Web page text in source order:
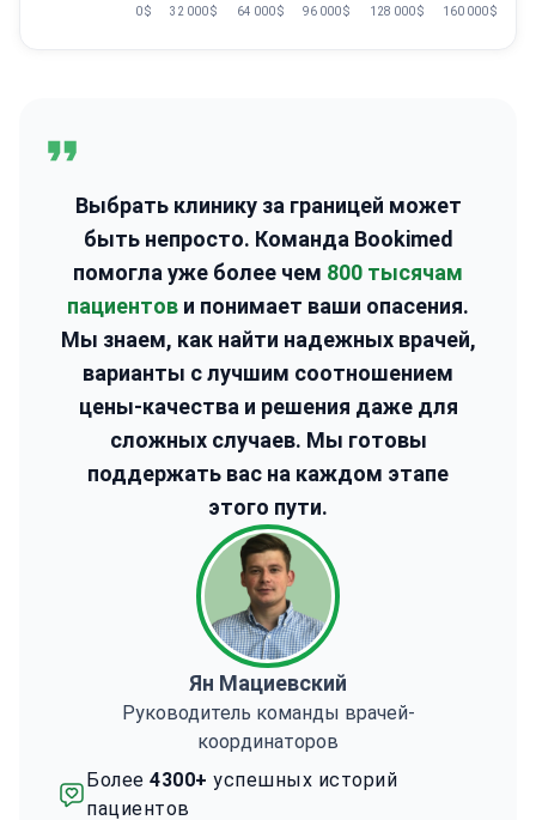
0 $ 32 000 $ 64 000 $ 96 000 $ 128 000 $ 160 000 $
Выбрать клинику за границей может
быть непросто. Команда Bookimed
помогла уже более чем 800 тысячам
пациентов и понимает ваши опасения.
Мы знаем, как найти надежных врачей,
варианты с лучшим соотношением
цены-качества и решения даже для
сложных случаев. Мы готовы
поддержать вас на каждом этапе
этого пути.
Ян Мациевский
Руководитель команды врачей-
координаторов
Более 4300+ успешных историй
пациентов